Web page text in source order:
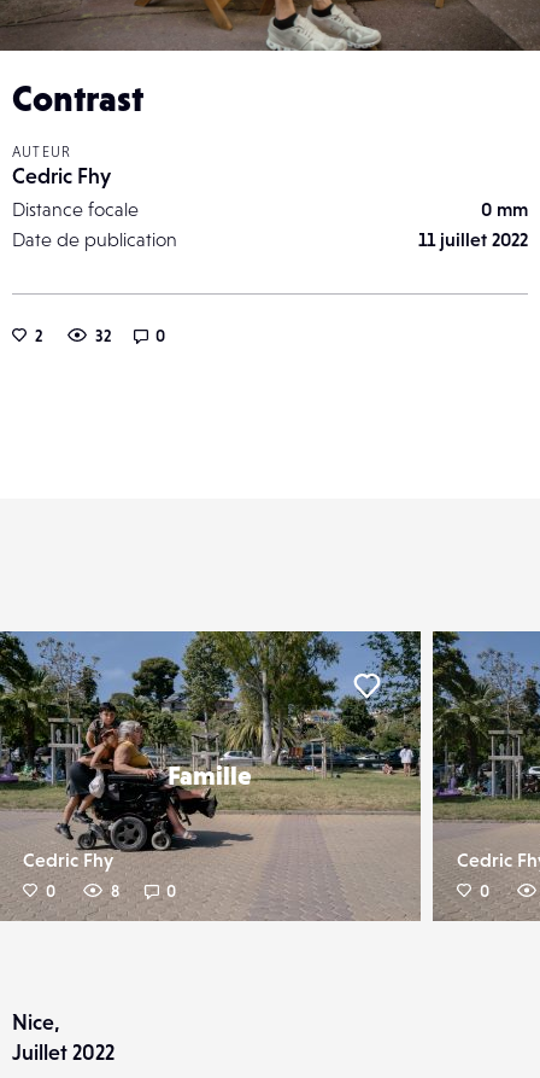
Contrast
AUTEUR
Cedric Fhy
Distance focale
0 mm
Date de publication
11 juillet 2022
2 32 0
Famille
Cedric Fhy
0 8 0
Liker
Cedric
0
Nice,
Juillet 2022